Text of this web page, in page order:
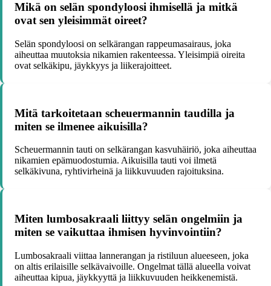
Mikä on selän spondyloosi ihmisellä ja mitkä
ovat sen yleisimmät oireet?
Selän spondyloosi on selkärangan rappeumasairaus, joka
aiheuttaa muutoksia nikamien rakenteessa. Yleisimpiä oireita
ovat selkäkipu, jäykkyys ja liikerajoitteet.
Mitä tarkoitetaan scheuermannin taudilla ja
miten se ilmenee aikuisilla?
Scheuermannin tauti on selkärangan kasvuhäiriö, joka aiheuttaa
nikamien epämuodostumia. Aikuisilla tauti voi ilmetä
selkäkivuna, ryhtivirheinä ja liikkuvuuden rajoituksina.
Miten lumbosakraali liittyy selän ongelmiin ja
miten se vaikuttaa ihmisen hyvinvointiin?
Lumbosakraali viittaa lannerangan ja ristiluun alueeseen, joka
on altis erilaisille selkävaivoille. Ongelmat tällä alueella voivat
aiheuttaa kipua, jäykkyyttä ja liikkuvuuden heikkenemistä.